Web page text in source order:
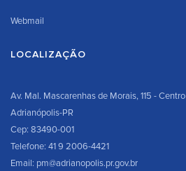
Webmail
LOCALIZAÇÃO
Av. Mal. Mascarenhas de Morais, 115 - Centro
Adrianópolis-PR
Cep: 83490-001
Telefone: 41 9 2006-4421
Email: pm@adrianopolis.pr.gov.br